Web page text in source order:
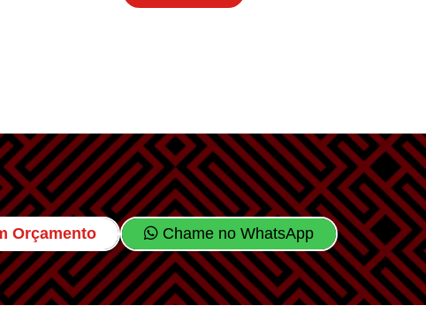
Orçamento Chame no WhatsApp